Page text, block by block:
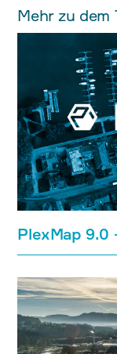
Mehr zu dem
PlexMap 9.0